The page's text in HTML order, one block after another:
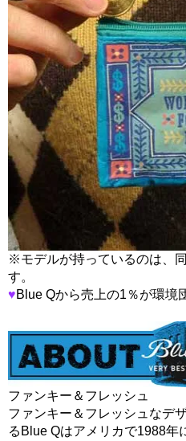
※モデルが持っているのは、
す。
♥Blue Qから売上の1％が環境
ファンキー＆フレッシュ
ファンキー＆フレッシュなデ
るBlue Qはアメリカで1988年